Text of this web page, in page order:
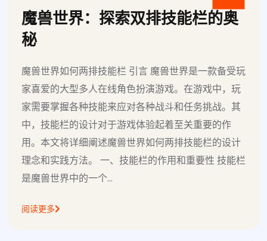
魔兽世界：探索双排技能栏的奥
秘
魔兽世界如何两排技能栏 引言 魔兽世界是一款备受玩
家喜爱的大型多人在线角色扮演游戏。在游戏中，玩
家需要掌握各种技能来应对各种战斗和任务挑战。其
中，技能栏的设计对于游戏体验起着至关重要的作
用。本文将详细阐述魔兽世界如何两排技能栏的设计
理念和实践方法。 一、技能栏的作用和重要性 技能栏
是魔兽世界中的一个...
阅读更多